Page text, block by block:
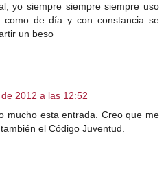
yo siempre siempre siempre uso
como de día y con constancia se
un beso
2012 a las 12:52
mucho esta entrada. Creo que me
el Código Juventud.